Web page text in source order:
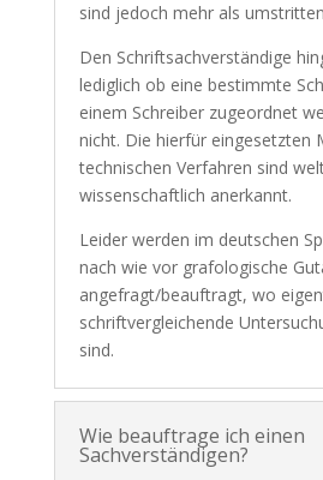
sind jedoch mehr als
Den Schriftsachverständige
lediglich ob eine bestimmte
einem Schreiber zugeordnet
nicht. Die hierfür eingesetzten
technischen Verfahren sind
wissenschaftlich anerkannt.
Leider werden im deutschen
nach wie vor grafologische
angefragt/beauftragt, wo
schriftvergleichende
sind.
Wie beauftrage ich einen
Sachverständigen?